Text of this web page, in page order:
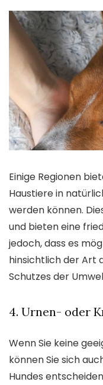
Einige Regionen
Haustiere in
werden können.
und bieten eine
jedoch, dass es
hinsichtlich der Art
Schutzes der
4. Urnen- oder
Wenn Sie keine
können Sie sich
Hundes